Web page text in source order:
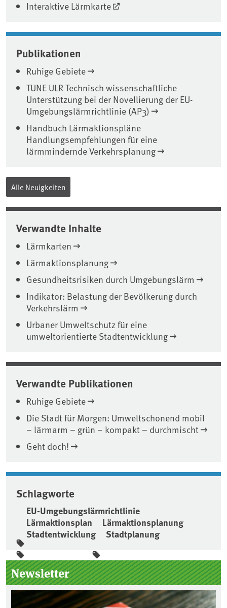
Interaktive Lärmkarte
Publikationen
Ruhige Gebiete
TUNE ULR Technisch wissenschaftliche
Unterstützung bei der Novellierung der EU-
Umgebungslärmrichtlinie (AP3)
Handbuch Lärmaktionspläne
Handlungsempfehlungen für eine
lärmmindernde Verkehrsplanung
Alle Neuigkeiten
Verwandte Inhalte
Lärmkarten
Lärmaktionsplanung
Gesundheitsrisiken durch Umgebungslärm
Indikator: Belastung der Bevölkerung durch
Verkehrslärm
Urbaner Umweltschutz für eine
umweltorientierte Stadtentwicklung
Verwandte Publikationen
Ruhige Gebiete
Die Stadt für Morgen: Umweltschonend mobil
– lärmarm – grün – kompakt – durchmischt
Geht doch!
Schlagworte
EU-Umgebungslärmrichtlinie
Lärmaktionsplan
Lärmaktionsplanung
Stadtentwicklung
Stadtplanung
Seitenleiste
Newsletter